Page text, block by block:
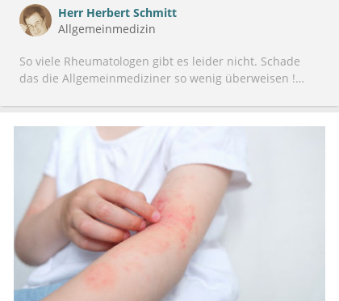
Herr Herbert Schmitt
Allgemeinmedizin
So viele Rheumatologen gibt es leider nicht. Schade
das die Allgemeinmediziner so wenig überweisen !
Praxis im Umkreis keine ausreichende Kapazität hat.
Dann sind die Wartezeiten bedingt auch sehr lang!
Viele sind in Rente, keiner rückt nach. Die Ausbildung
zum Rheumatologen müsste reformiert werden…….